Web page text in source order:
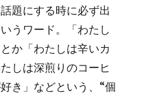
題にする時に必ず出
うワード。「わたし
か「わたしは辛いカ
しは深煎りのコーヒ
き」などという、“個